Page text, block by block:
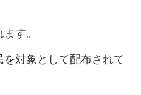
す。
対象として配布されて